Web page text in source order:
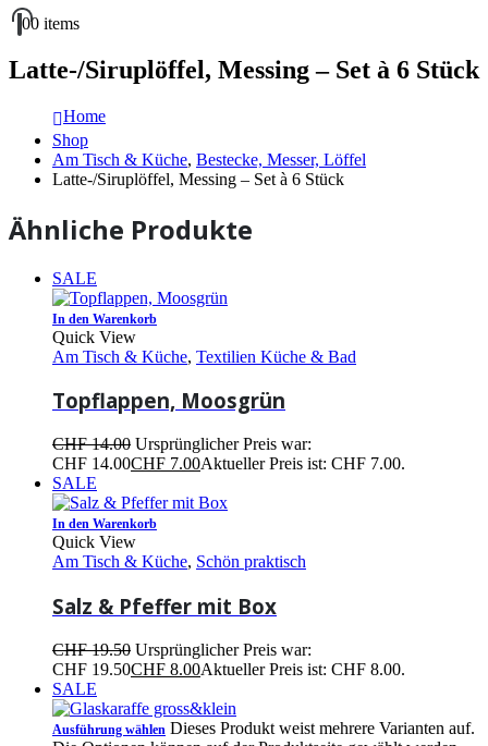
00 items
Latte-/Siruplöffel, Messing – Set à 6 Stück
Home
Shop
Am Tisch & Küche, Bestecke, Messer, Löffel
Latte-/Siruplöffel, Messing – Set à 6 Stück
Ähnliche Produkte
SALE
In den Warenkorb
Quick View
Am Tisch & Küche, Textilien Küche & Bad
Topflappen, Moosgrün
CHF14.00 Ursprünglicher Preis war:
CHF 14.00CHF 7.00Aktueller Preis ist: CHF 7.00.
SALE
In den Warenkorb
Quick View
Am Tisch & Küche, Schön praktisch
Salz & Pfeffer mit Box
CHF19.50 Ursprünglicher Preis war:
CHF 19.50CHF 8.00Aktueller Preis ist: CHF 8.00.
SALE
Ausführung wählen Dieses Produkt weist mehrere Varianten auf.